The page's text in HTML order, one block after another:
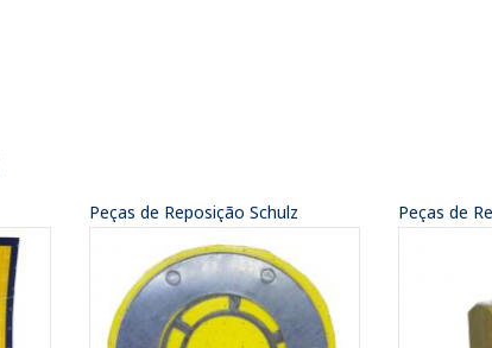
Peças de Reposição Schulz Peças de